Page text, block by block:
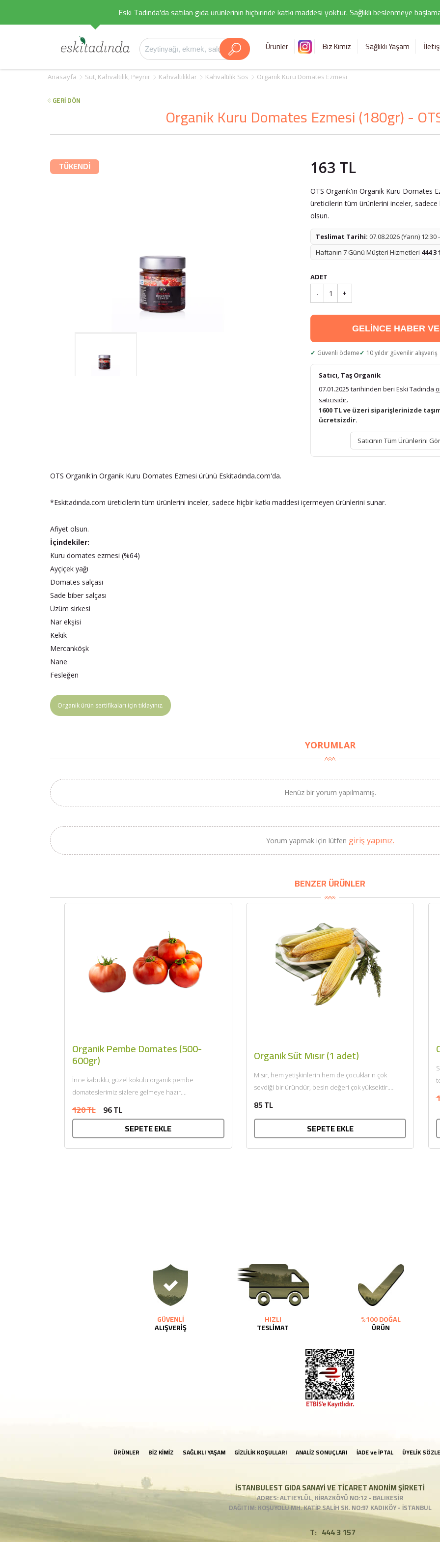
Eski Tadında'da satılan gıda ürünlerinin hiçbirinde katkı maddesi yoktur. Sağlıklı beslenmeye
Ürünler Biz Kimiz Sağlıklı Yaşam
Anasayfa Süt, Kahvaltılık, Peynir Kahvaltılıklar Kahvaltılık Sos Organik Kuru Domates Ezmesi
GERİ DÖN
Organik Kuru Domates Ezmesi (180gr) -
TÜKENDİ 163 TL
OTS Organik'in Organik Kuru Domates
üreticilerin tüm ürünlerini inceler,
olsun.
Teslimat Tarihi: 07.08.2026 (Yarın)
Haftanın 7 Günü Müşteri Hizmetleri 444 3
ADET
- 1 +
GELİNCE HABER
Güvenli ödeme 10 yıldır güvenilir alışveriş
Satıcı, Taş Organik
07.01.2025 tarihinden beri Eski Tadında
satıcısıdır.
1600 TL ve üzeri siparişlerinizde
ücretsizdir.
Satıcının Tüm Ürünlerini Gör
OTS Organik'in Organik Kuru Domates Ezmesi ürünü Eskitadında.com'da.
*Eskitadında.com üreticilerin tüm ürünlerini inceler, sadece hiçbir katkı maddesi içermeyen ürünlerini sunar.
Afiyet olsun.
İçindekiler:
Kuru domates ezmesi (%64)
Ayçiçek yağı
Domates salçası
Sade biber salçası
Üzüm sirkesi
Nar ekşisi
Kekik
Mercanköşk
Nane
Fesleğen
Organik ürün sertifikaları için tıklayınız.
YORUMLAR
Henüz bir yorum yapılmamış.
Yorum yapmak için lütfen giriş yapınız.
BENZER ÜRÜNLER
Organik Pembe Domates (500-
600gr)
İnce kabuklu, güzel kokulu organik pembe
domateslerimiz sizlere gelmeye hazır....
120 TL 96 TL
SEPETE EKLE
Organik Süt Mısır (1 adet)
Mısır, hem yetişkinlerin hem de çocukların çok
sevdiği bir üründür, besin değeri çok yüksektir.
85 TL
SEPETE EKLE
GÜVENLİ
ALIŞVERİŞ
HIZLI
TESLİMAT
%100 DOĞAL
ÜRÜN
ÜRÜNLER BİZ KİMİZ SAĞLIKLI YAŞAM GİZLİLİK KOŞULLARI ANALİZ SONUÇLARI İADE ve İPTAL ÜYELİK
İSTANBULEST GIDA SANAYİ VE TİCARET ANONİM ŞİRKETİ
ADRES: ALTIEYLÜL, KİRAZKÖYÜ NO:12 - BALIKESİR
DAĞITIM: KOŞUYOLU MH. KATİP SALİH SK. NO:97 KADIKÖY - İSTANBUL
T: 444 3 157
2100,00 TL
Sızma Zeytinyağı (2025
Yeni Hasat, Güney Ege, 5
Litre) - AtcaNova
SEPETE EKLE